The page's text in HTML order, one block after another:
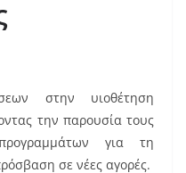
στην υιοθέτηση
την παρουσία τους
για τη
σε νέες αγορές.